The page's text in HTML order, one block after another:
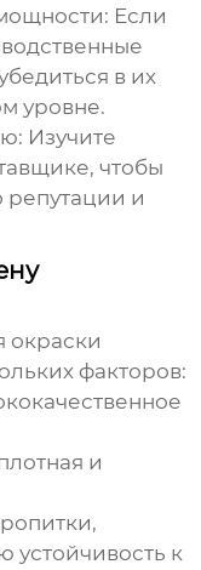
Если
в их
уровне.
Изучите
чтобы
репутации и
окраски
факторов:
и
к